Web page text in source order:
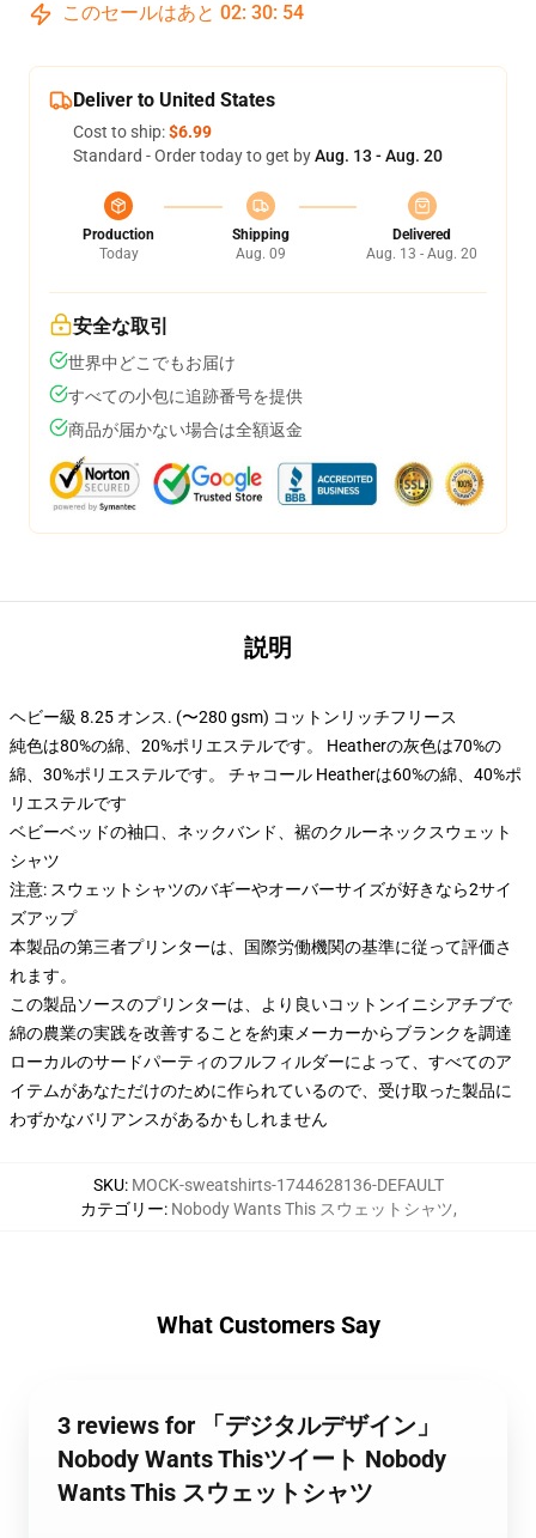
このセールはあと 02: 30: 53
Deliver to United States
Cost to ship:$6.99
Standard - Order today to get byAug. 13 - Aug. 20
Production
Today
Shipping
Aug. 09
Delivered
Aug. 13 - Aug. 20
安全な取引
世界中どこでもお届け
すべての小包に追跡番号を提供
商品が届かない場合は全額返金
説明
ヘビー級 8.25 オンス. (〜280 gsm) コットンリッチフリース
純色は80%の綿、20%ポリエステルです。 Heatherの灰色は70%の
綿、30%ポリエステルです。 チャコール Heatherは60%の綿、40%ポ
リエステルです
ベビーベッドの袖口、ネックバンド、裾のクルーネックスウェット
シャツ
注意: スウェットシャツのバギーやオーバーサイズが好きなら2サイ
ズアップ
本製品の第三者プリンターは、国際労働機関の基準に従って評価さ
れます。
この製品ソースのプリンターは、より良いコットンイニシアチブで
綿の農業の実践を改善することを約束メーカーからブランクを調達
ローカルのサードパーティのフルフィルダーによって、すべてのア
イテムがあなただけのために作られているので、受け取った製品に
わずかなバリアンスがあるかもしれません
SKU: MOCK-sweatshirts-1744628136-DEFAULT
カテゴリー: Nobody Wants This スウェットシャツ,
What Customers Say
3 reviews for 「デジタルデザイン」
Nobody Wants Thisツイート Nobody
Wants This スウェットシャツ